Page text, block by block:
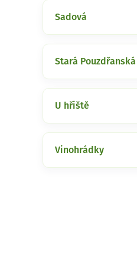
Sadová
Stará Pouzdřanská
U hřiště
Vinohrádky